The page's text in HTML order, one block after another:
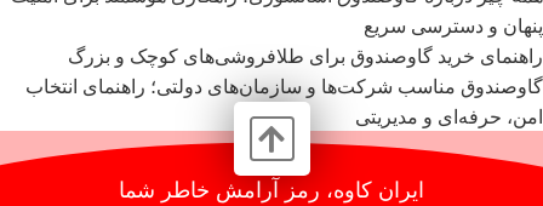
پنهان و دسترسی سریع
راهنمای خرید گاوصندوق برای طلافروشی‌های کوچک و بزرگ
گاوصندوق مناسب شرکت‌ها و سازمان‌های دولتی؛ راهنمای انتخاب
امن، حرفه‌ای و مدیریتی
ایران کاوه، رمز آرامش خاطر شما